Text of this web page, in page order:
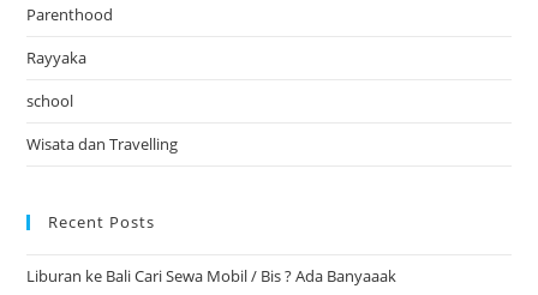
Parenthood
Rayyaka
school
Wisata dan Travelling
Recent Posts
Liburan ke Bali Cari Sewa Mobil / Bis ? Ada Banyaaak